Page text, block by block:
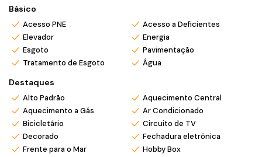
• 2 vagas de garagem
• Mobiliado e equipado
• Andar alto com vista permanente para o mar
O condomínio oferece estrutura completa de lazer,
segurança e comodidade em uma localização privilegiada,
da cidade.
Um imóvel exclusivo para quem busca viver o melhor do litoral
catarinense, seja para moradia, veraneio ou investimento de
alto padrão.
Básico
Acesso PNE
Acesso a Deficientes
Elevador
Energia
Esgoto
Pavimentação
Tratamento de Esgoto
Água
Destaques
Alto Padrão
Aquecimento Central
Aquecimento a Gás
Ar Condicionado
Bicicletário
Circuito de TV
Decorado
Fechadura eletrônica
Frente para o Mar
Hobby Box